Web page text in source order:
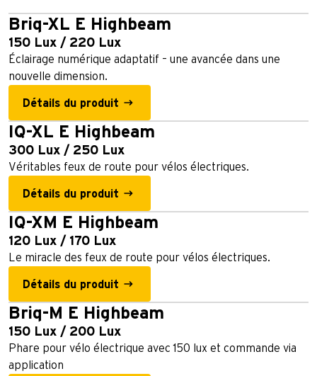
Briq-XL E Highbeam
150 Lux / 220 Lux
Éclairage numérique adaptatif – une avancée dans une
nouvelle dimension.
Détails du produit
IQ-XL E Highbeam
300 Lux / 250 Lux
Véritables feux de route pour vélos électriques.
Détails du produit
IQ-XM E Highbeam
120 Lux / 170 Lux
Le miracle des feux de route pour vélos électriques.
Détails du produit
Briq-M E Highbeam
150 Lux / 200 Lux
Phare pour vélo électrique avec 150 lux et commande via
application